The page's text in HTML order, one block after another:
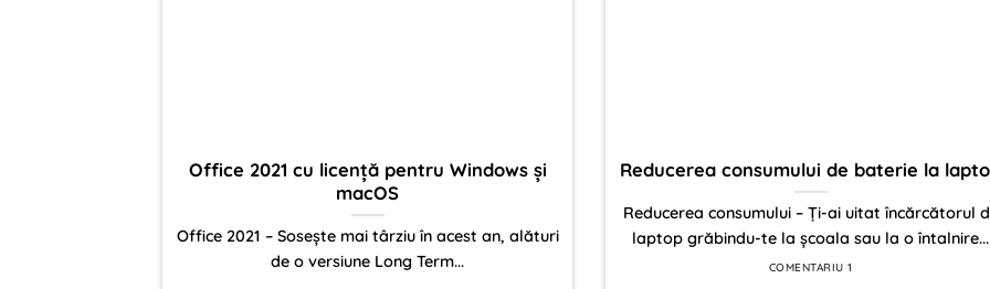
Office 2021 cu licență pentru Windows și
macOS
Office 2021 – Sosește mai târziu în acest an, alături
de o versiune Long Term...
Reducerea consumului de baterie la
Reducerea consumului – Ți-ai uitat încărcătorul
laptop grăbindu-te la școala sau la o întalnire...
COMENTARIU 1